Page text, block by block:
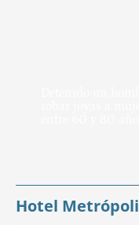
Hotel Metrópoli